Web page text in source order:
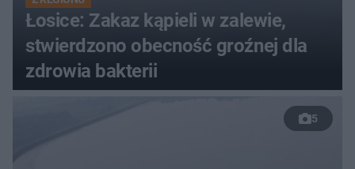
Łosice: Zakaz kąpieli w zalewie,
stwierdzono obecność groźnej dla
zdrowia bakterii
5